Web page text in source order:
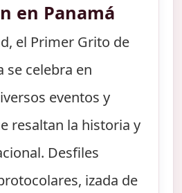
en Panamá
el Primer Grito de
se celebra en
eventos y
resaltan la historia y
Desfiles
izada de